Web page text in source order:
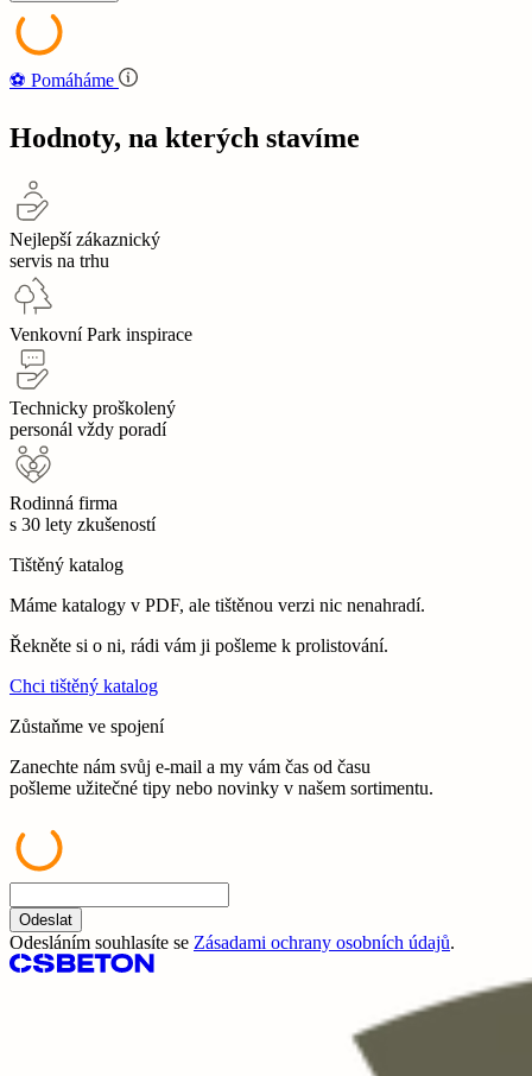
⚽‍️️ Pomáháme
Hodnoty, na kterých stavíme
Nejlepší zákaznický
servis na trhu
Venkovní Park inspirace
Technicky proškolený
personál vždy poradí
Rodinná firma
s 30 lety zkušeností
Tištěný katalog
Máme katalogy v PDF, ale tištěnou verzi nic nenahradí.
Řekněte si o ni, rádi vám ji pošleme k prolistování.
Chci tištěný katalog
Zůstaňme ve spojení
Zanechte nám svůj e-mail a my vám čas od času
pošleme užitečné tipy nebo novinky v našem sortimentu.
Odeslat
Odesláním souhlasíte se Zásadami ochrany osobních údajů.